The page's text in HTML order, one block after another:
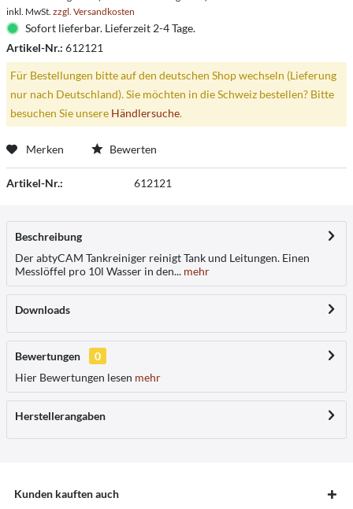
inkl. MwSt. zzgl. Versandkosten
Sofort lieferbar. Lieferzeit 2-4 Tage.
Artikel-Nr.: 612121
Für Bestellungen bitte auf den deutschen Shop wechseln (Lieferung
nur nach Deutschland). Sie möchten in die Schweiz bestellen? Bitte
besuchen Sie unsere Händlersuche.
Merken Bewerten
Artikel-Nr.: 612121
Beschreibung
Der abtyCAM Tankreiniger reinigt Tank und Leitungen. Einen
Messlöffel pro 10l Wasser in den... mehr
Downloads
Bewertungen
0
Hier Bewertungen lesen mehr
Herstellerangaben
Kunden kauften auch